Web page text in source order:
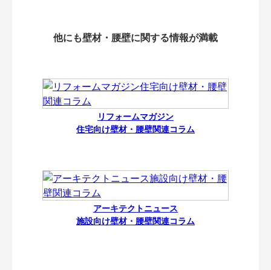
他にも壁材・腰壁に関する情報が満載
リフォームマガジン
住宅向け壁材・腰壁関連コラム
アーキテクトニュース
施設向け壁材・腰壁関連コラム